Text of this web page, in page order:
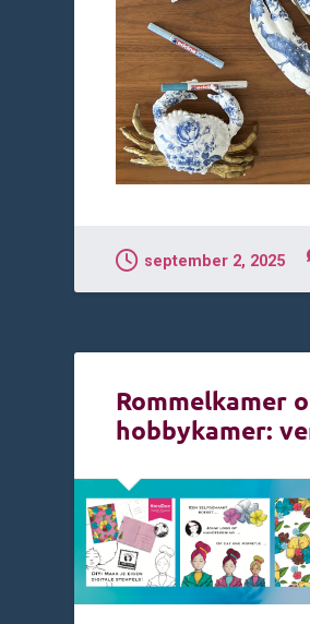
september 2, 2025
Rommelkamer
hobbykamer: